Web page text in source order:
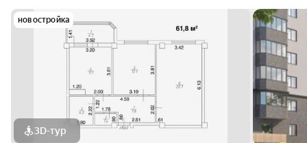
новостройка
3D-тур